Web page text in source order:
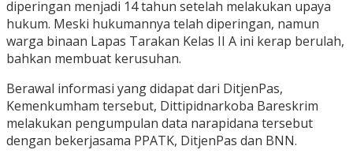
diperingan menjadi 14 tahun setelah melakukan upaya
hukum. Meski hukumannya telah diperingan, namun
warga binaan Lapas Tarakan Kelas II A ini kerap berulah,
bahkan membuat kerusuhan.
Berawal informasi yang didapat dari DitjenPas,
Kemenkumham tersebut, Dittipidnarkoba Bareskrim
melakukan pengumpulan data narapidana tersebut
dengan bekerjasama PPATK, DitjenPas dan BNN.